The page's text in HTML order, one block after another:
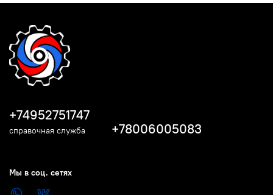
+74952751747
справочная служба +78006005083
Мы в соц. сетях